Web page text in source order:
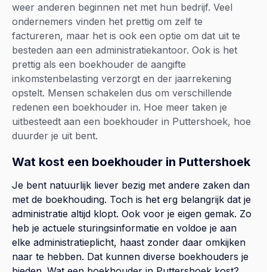
weer anderen beginnen net met hun bedrijf. Veel
ondernemers vinden het prettig om zelf te
factureren, maar het is ook een optie om dat uit te
besteden aan een administratiekantoor. Ook is het
prettig als een boekhouder de aangifte
inkomstenbelasting verzorgt en der jaarrekening
opstelt. Mensen schakelen dus om verschillende
redenen een boekhouder in. Hoe meer taken je
uitbesteedt aan een boekhouder in Puttershoek, hoe
duurder je uit bent.
Wat kost een boekhouder in Puttershoek
Je bent natuurlijk liever bezig met andere zaken dan
met de boekhouding. Toch is het erg belangrijk dat je
administratie altijd klopt. Ook voor je eigen gemak. Zo
heb je actuele sturingsinformatie en voldoe je aan
elke administratieplicht, haast zonder daar omkijken
naar te hebben. Dat kunnen diverse boekhouders je